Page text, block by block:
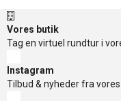
Vores butik
Tag en virtuel rundtur i
Instagram
Tilbud & nyheder fra